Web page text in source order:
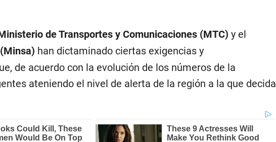
de Transportes y Comunicaciones (MTC) y el
han dictaminado ciertas exigencias y
de acuerdo con la evolución de los números de la
ateniendo el nivel de alerta de la región a la que decida